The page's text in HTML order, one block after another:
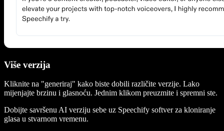
Više verzija
Kliknite na "generiraj" kako biste dobili različite verzije. Lako
mijenjajte brzinu i glasnoću. Jednim klikom preuzmite i spremni ste.
Dobijte savršenu AI verziju sebe uz Speechify softver za kloniranje
glasa u stvarnom vremenu.